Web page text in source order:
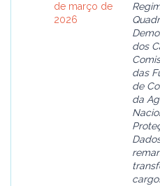
de março de
2026
dos
das
de
da